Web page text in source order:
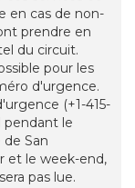
en cas de non-
prendre en
du circuit.
pour les
d'urgence.
(+1-415-
pendant le
San
et le week-end,
pas lue.